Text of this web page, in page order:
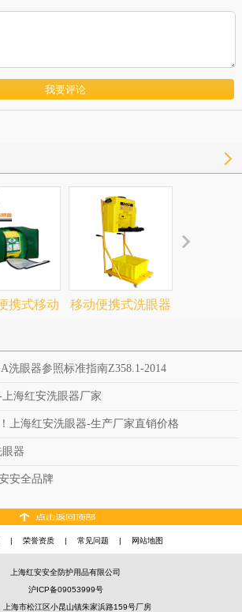
携式移动 移动便携式洗眼器
洗眼器参照标准指南Z358.1-2014
上海红安洗眼器厂家
上海红安洗眼器-生产厂家直销价格
器
安全品牌
荣誉资质 常见问题 网站地图
上海红安安全防护用品有限公司
沪ICP备09053999号
上海市松江区小昆山镇朱家浜路159号厂房